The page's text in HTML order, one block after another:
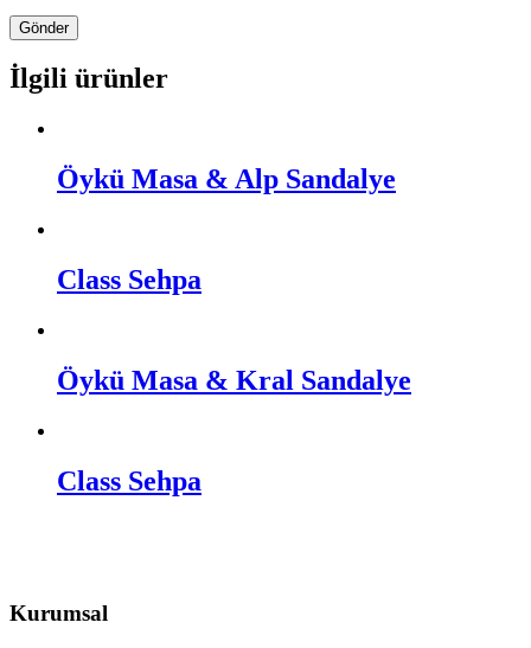
İlgili ürünler
Öykü Masa & Alp Sandalye
Class Sehpa
Öykü Masa & Kral Sandalye
Class Sehpa
Kurumsal